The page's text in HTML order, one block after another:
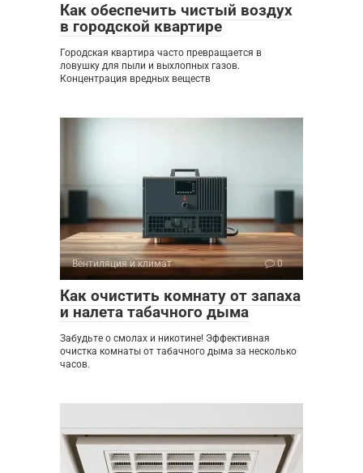
Как обеспечить чистый воздух
в городской квартире
Городская квартира часто превращается в
ловушку для пыли и выхлопных газов.
Концентрация вредных веществ
Вентиляция и климат 0
Как очистить комнату от запаха
и налета табачного дыма
Забудьте о смолах и никотине! Эффективная
очистка комнаты от табачного дыма за несколько
часов.